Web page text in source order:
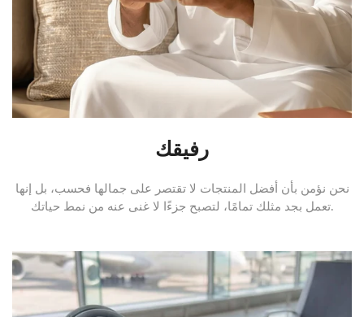
رفيقك
نحن نؤمن بأن أفضل المنتجات لا تقتصر على جمالها فحسب، بل إنها
تعمل بجد مثلك تمامًا، لتصبح جزءًا لا غنى عنه من نمط حياتك.